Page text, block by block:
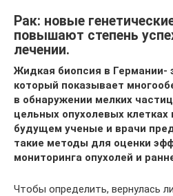
Рак: новые
повышают степень
лечении.
Жидкая биопсия в Германии-
который показывает
в обнаружении мелких
цельных опухолевых клетках
будущем ученые и врачи
такие методы для оценки
мониторинга опухолей и
Чтобы определить, вернулась